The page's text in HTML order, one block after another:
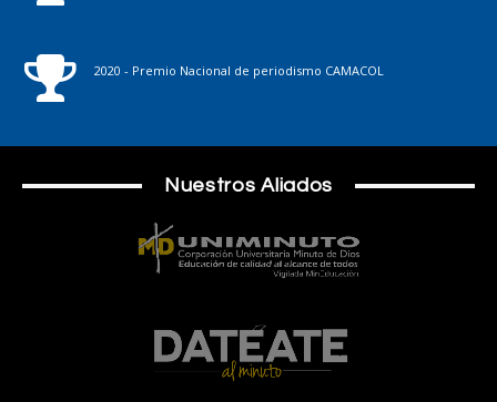
2020 - Premio Nacional de periodismo CAMACOL
Nuestros Aliados